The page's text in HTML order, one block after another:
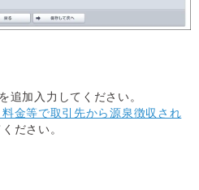
追加入力してください。
金等で取引先から源泉徴収され
ださい。